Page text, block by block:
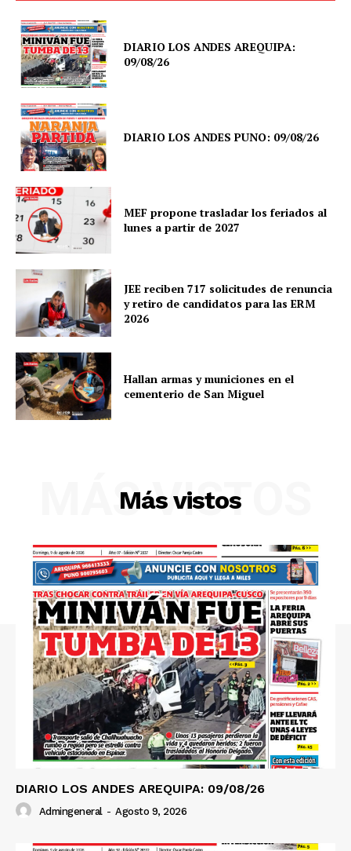
SUSCRIBETE
Diario los Andes
DIARIO LOS ANDES AREQUIPA:
09/08/26
DIARIO LOS ANDES PUNO: 09/08/26
MEF propone trasladar los feriados al
lunes a partir de 2027
JEE reciben 717 solicitudes de renuncia
y retiro de candidatos para las ERM
2026
Hallan armas y municiones en el
cementerio de San Miguel
Más vistos
MÁS VISTOS
DIARIO LOS ANDES AREQUIPA: 09/08/26
Admingeneral - Agosto 9, 2026